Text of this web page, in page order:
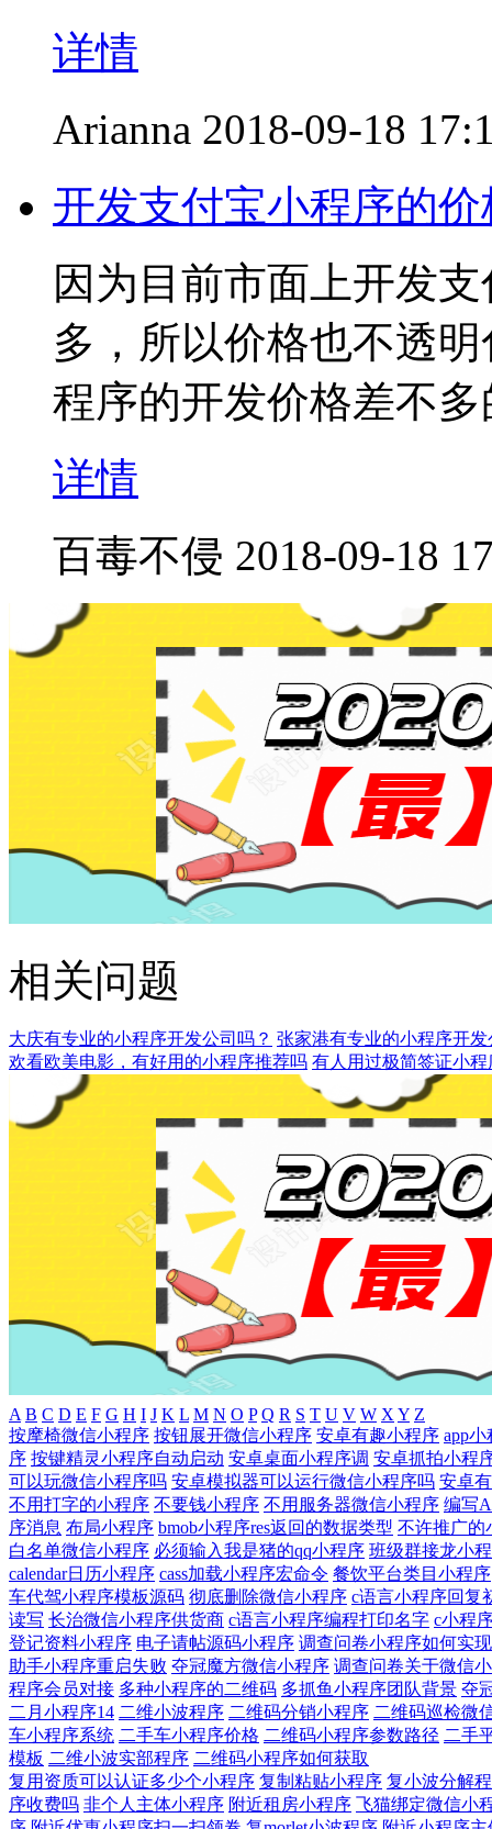
详情
Arianna 2018-09-18
开发支付宝小程序的
因为目前市面上开发
多，所以价格也不透
程序的开发价格差不多
详情
百毒不侵 2018-09-18
相关问题
大庆有专业的小程序开发公司吗？ 张家港有专业的小程序开发
欢看欧美电影，有好用的小程序推荐吗 有人用过极简签证小程
A B C D E F G H I J K L M N O P Q R S T U V W X Y Z
按摩椅微信小程序 按钮展开微信小程序 安卓有趣小程序 app
序 按键精灵小程序自动启动 安卓桌面小程序调 安卓抓拍小程
可以玩微信小程序吗 安卓模拟器可以运行微信小程序吗 安卓
不用打字的小程序 不要钱小程序 不用服务器微信小程序 编写
序消息 布局小程序 bmob小程序res返回的数据类型 不许推广的
白名单微信小程序 必须输入我是猪的qq小程序 班级群接龙小
calendar日历小程序 cass加载小程序宏命令 餐饮平台类目小程序
车代驾小程序模板源码 彻底删除微信小程序 c语言小程序回复
读写 长治微信小程序供货商 c语言小程序编程打印名字 c小程
登记资料小程序 电子请帖源码小程序 调查问卷小程序如何实现
助手小程序重启失败 夺冠魔方微信小程序 调查问卷关于微信
程序会员对接 多种小程序的二维码 多抓鱼小程序团队背景 夺
二月小程序14 二维小波程序 二维码分销小程序 二维码巡检微
车小程序系统 二手车小程序价格 二维码小程序参数路径 二手
模板 二维小波实部程序 二维码小程序如何获取
复用资质可以认证多少个小程序 复制粘贴小程序 复小波分解
序收费吗 非个人主体小程序 附近租房小程序 飞猫绑定微信小